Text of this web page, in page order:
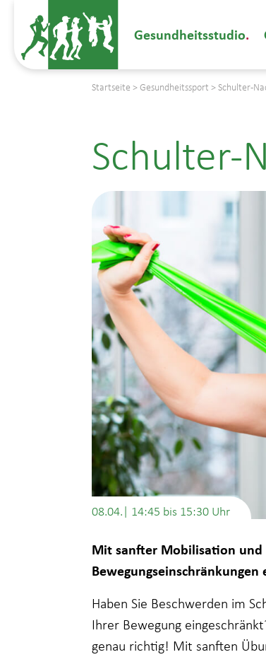
Gesundheitsstudio
Startseite > Gesundheitssport > Schulter-
Schulter-
08.04.| 14:45 bis 15:30
Mit sanfter Mobilisation und
Haben Sie Beschwerden im
Ihrer Bewegung
genau richtig! Mit sanften